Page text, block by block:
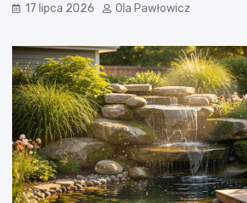
17 lipca 2026 Ola Pawłowicz